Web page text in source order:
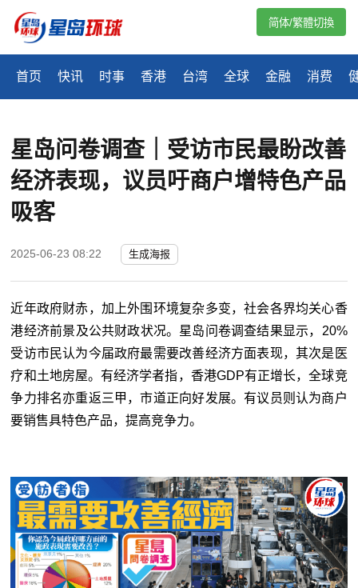
首页 快讯 时事 香港 台湾 全球 金融 消费
简体/繁體切換
星岛问卷调查｜受访市民最盼改善
经济表现，议员吁商户增特色产品
吸客
2025-06-23 08:22 生成海报
近年政府财赤，加上外围环境复杂多变，社会各界均关心香
港经济前景及公共财政状况。星岛问卷调查结果显示，20%
受访市民认为今届政府最需要改善经济方面表现，其次是医
疗和土地房屋。有经济学者指，香港GDP有正增长，全球竞
争力排名亦重返三甲，市道正向好发展。有议员则认为商户
要销售具特色产品，提高竞争力。